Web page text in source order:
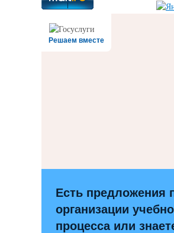
Решаем вместе
Есть предложения
организации
процесса или